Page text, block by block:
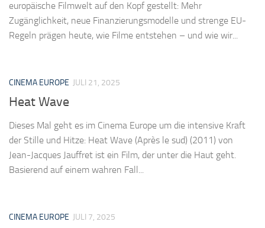
europäische Filmwelt auf den Kopf gestellt: Mehr
Zugänglichkeit, neue Finanzierungsmodelle und strenge EU-
Regeln prägen heute, wie Filme entstehen – und wie wir...
CINEMA EUROPE JULI 21, 2025
Heat Wave
Dieses Mal geht es im Cinema Europe um die intensive Kraft
der Stille und Hitze: Heat Wave (Après le sud) (2011) von
Jean-Jacques Jauffret ist ein Film, der unter die Haut geht.
Basierend auf einem wahren Fall...
CINEMA EUROPE JULI 7, 2025